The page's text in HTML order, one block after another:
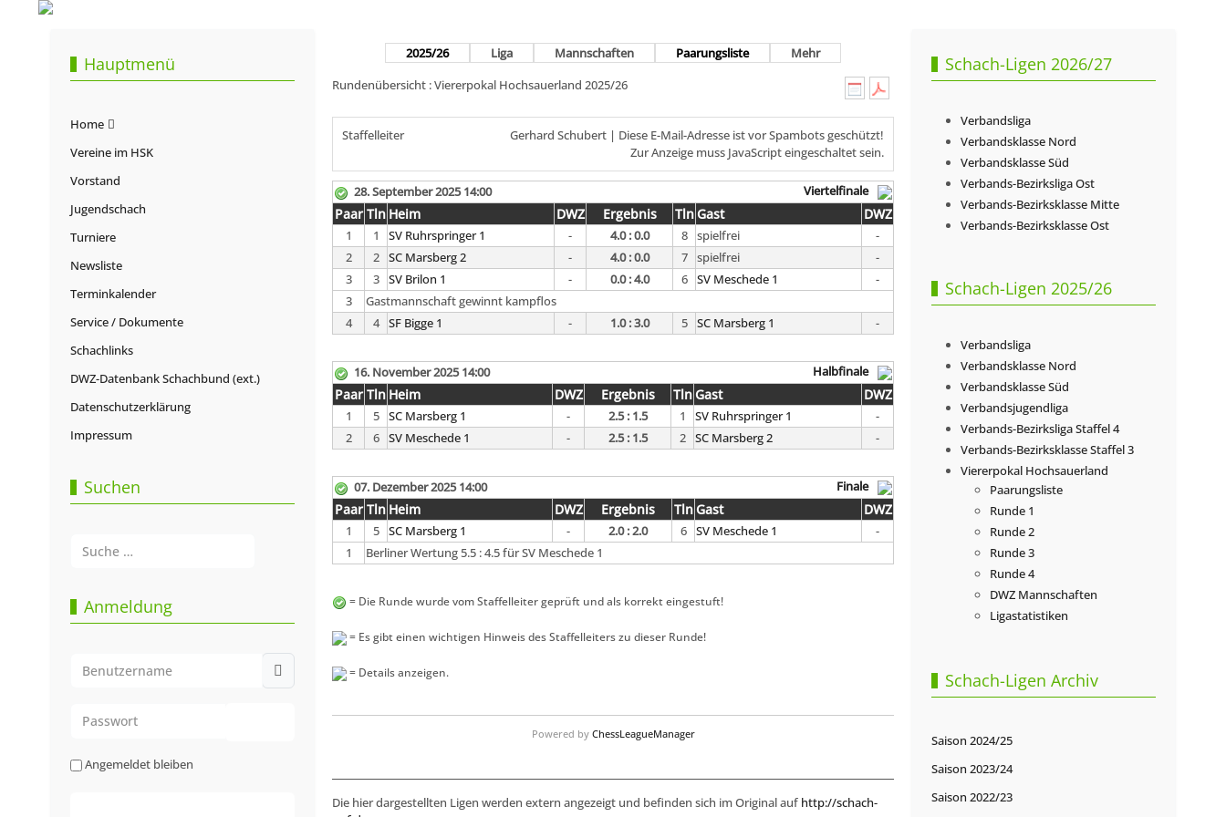
Hauptmenü
Home
Vereine im HSK
Vorstand
Jugendschach
Turniere
Newsliste
Terminkalender
Service / Dokumente
Schachlinks
DWZ-Datenbank Schachbund (ext.)
Datenschutzerklärung
Impressum
Suchen
Anmeldung
Angemeldet bleiben
2025/26 Liga Mannschaften Paarungsliste
Mehr
Rundenübersicht : Viererpokal Hochsauerland 2025/26
Staffelleiter Gerhard Schubert | Diese E-Mail-Adresse ist vor Spambots geschützt!
Zur Anzeige muss JavaScript eingeschaltet sein.
28. September 2025 14:00 Viertelfinale
Paar Tln Heim DWZ Ergebnis Tln Gast DWZ
1 1 SV Ruhrspringer 1 - 4.0 : 0.0 8 spielfrei
-
2
2 SC Marsberg 2 - 4.0 : 0.0 7 spielfrei
-
3
3 SV Brilon 1 - 0.0 : 4.0 6 SV Meschede 1
-
3
Gastmannschaft gewinnt kampflos
4
4 SF Bigge 1 - 1.0 : 3.0 5 SC Marsberg 1 -
16. November 2025 14:00 Halbfinale
Paar Tln Heim DWZ Ergebnis Tln Gast DWZ
1 5 SC Marsberg 1 - 2.5 : 1.5 1 SV Ruhrspringer 1
-
2
6 SV Meschede 1 - 2.5 : 1.5 2 SC Marsberg 2 -
07. Dezember 2025 14:00 Finale
Paar Tln Heim DWZ Ergebnis Tln Gast DWZ
1 5 SC Marsberg 1 - 2.0 : 2.0 6 SV Meschede 1
-
1
Berliner Wertung 5.5 : 4.5 für SV Meschede 1
= Die Runde wurde vom Staffelleiter geprüft und als korrekt eingestuft!
= Es gibt einen wichtigen Hinweis des Staffelleiters zu dieser Runde!
= Details anzeigen.
Powered by ChessLeagueManager
Die hier dargestellten Ligen werden extern angezeigt und befinden sich im Original auf http://schach-
Schach-Ligen 2026/27
Verbandsliga
Verbandsklasse Nord
Verbandsklasse Süd
Verbands-Bezirksliga Ost
Verbands-Bezirksklasse Mitte
Verbands-Bezirksklasse Ost
Schach-Ligen 2025/26
Verbandsliga
Verbandsklasse Nord
Verbandsklasse Süd
Verbandsjugendliga
Verbands-Bezirksliga Staffel 4
Verbands-Bezirksklasse Staffel 3
Viererpokal Hochsauerland
Paarungsliste
Runde 1
Runde 2
Runde 3
Runde 4
DWZ Mannschaften
Ligastatistiken
Schach-Ligen Archiv
Saison 2024/25
Saison 2023/24
Saison 2022/23